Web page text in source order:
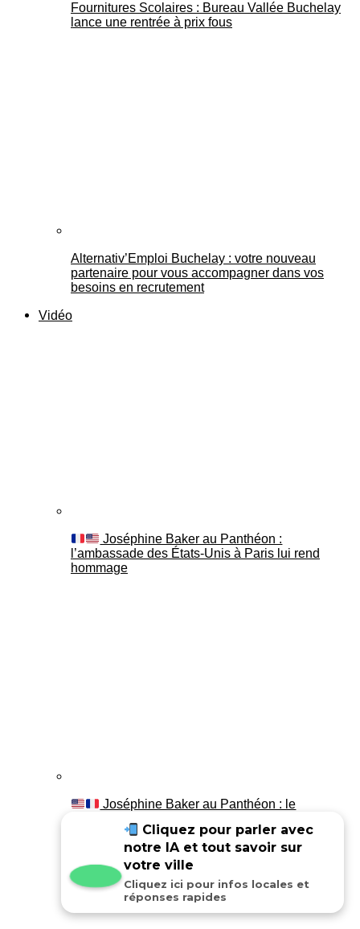
Fournitures Scolaires : Bureau Vallée Buchelay
lance une rentrée à prix fous
Alternativ’Emploi Buchelay : votre nouveau
partenaire pour vous accompagner dans vos
besoins en recrutement
Vidéo
Joséphine Baker au Panthéon :
l’ambassade des États-Unis à Paris lui rend
hommage
Joséphine Baker au Panthéon : le
Cliquez pour parler avec
notre IA et tout savoir sur
votre ville
Cliquez ici pour infos locales et
réponses rapides